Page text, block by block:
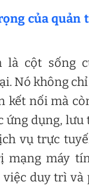
của quản
là cột sống
Nó không
kết nối mà
ứng dụng, lưu
vụ trực
mạng máy
duy trì và